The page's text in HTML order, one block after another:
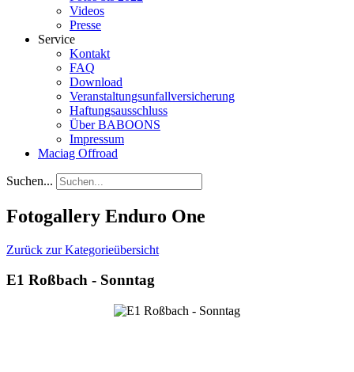
Videos
Presse
Service
Kontakt
FAQ
Download
Veranstaltungsunfallversicherung
Haftungsausschluss
Über BABOONS
Impressum
Maciag Offroad
Suchen...
Fotogallery Enduro One
Zurück zur Kategorieübersicht
E1 Roßbach - Sonntag